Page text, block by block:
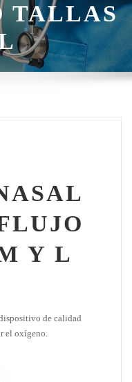
TALLAS
Y L
de calidad
el oxígeno.